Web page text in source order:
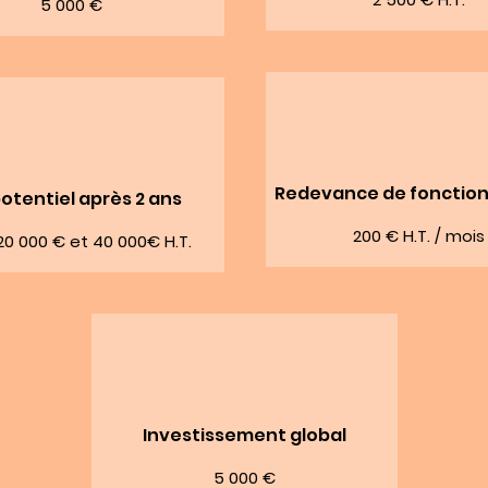
5 000 €
après 2 ans
000 € et 40 000€ H.T.
Redevance de
200 € H.T. / mois
Investissement global
5 000 €